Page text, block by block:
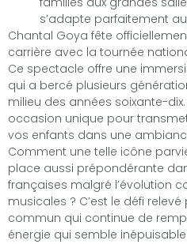
s’adapte parfaitement
Chantal Goya fête
carrière avec la tournée
Ce spectacle offre une
qui a bercé plusieurs
milieu des années soixante-
occasion unique pour
vos enfants dans une
Comment une telle icône
place aussi prépondérante
françaises malgré l’évolution
musicales ? C’est le défi
commun qui continue de
énergie qui semble inépuisable.